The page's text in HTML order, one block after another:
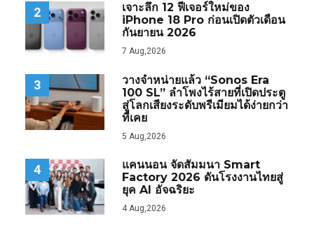
2
เจาะลึก 12 ฟีเจอร์ใหม่ของ
iPhone 18 Pro ก่อนเปิดตัวเดือน
กันยายน 2026
7 Aug,2026
3
วางจำหน่ายแล้ว “Sonos Era
100 SL” ลำโพงไร้สายที่เปิดประตู
สู่โลกเสียงระดับพรีเมียมได้ง่ายกว่า
ที่เคย
5 Aug,2026
4
แคนนอน จัดสัมมนา Smart
Factory 2026 ดันโรงงานไทยสู่
ยุค AI อัจฉริยะ
4 Aug,2026